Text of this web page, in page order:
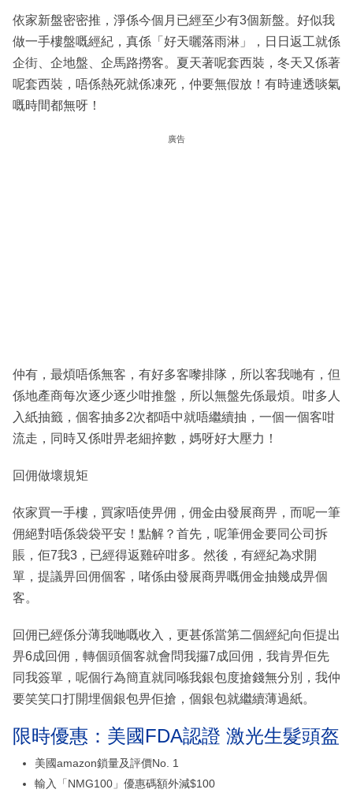
依家新盤密密推，淨係今個月已經至少有3個新盤。好似我
做一手樓盤嘅經紀，真係「好天曬落雨淋」，日日返工就係
企街、企地盤、企馬路撈客。夏天著呢套西裝，冬天又係著
呢套西裝，唔係熱死就係凍死，仲要無假放！有時連透啖氣
嘅時間都無呀！
廣告
仲有，最煩唔係無客，有好多客嚟排隊，所以客我哋有，但
係地產商每次逐少逐少咁推盤，所以無盤先係最煩。咁多人
入紙抽籤，個客抽多2次都唔中就唔繼續抽，一個一個客咁
流走，同時又係咁畀老細捽數，媽呀好大壓力！
回佣做壞規矩
依家買一手樓，買家唔使畀佣，佣金由發展商畀，而呢一筆
佣絕對唔係袋袋平安！點解？首先，呢筆佣金要同公司拆
賬，佢7我3，已經得返雞碎咁多。然後，有經紀為求開
單，提議畀回佣個客，啫係由發展商畀嘅佣金抽幾成畀個
客。
回佣已經係分薄我哋嘅收入，更甚係當第二個經紀向佢提出
畀6成回佣，轉個頭個客就會問我攞7成回佣，我肯畀佢先
同我簽單，呢個行為簡直就同喺我銀包度搶錢無分別，我仲
要笑笑口打開埋個銀包畀佢搶，個銀包就繼續薄過紙。
限時優惠：美國FDA認證 激光生髮頭盔
美國amazon鎖量及評價No. 1
輸入「NMG100」優惠碼額外減$100